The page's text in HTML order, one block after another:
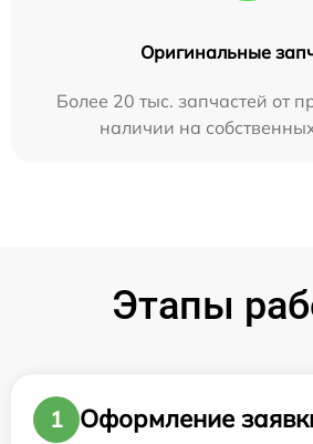
Оригинальные
Более 20 тыс. запчастей от
наличии на
Этапы
1
Оформление